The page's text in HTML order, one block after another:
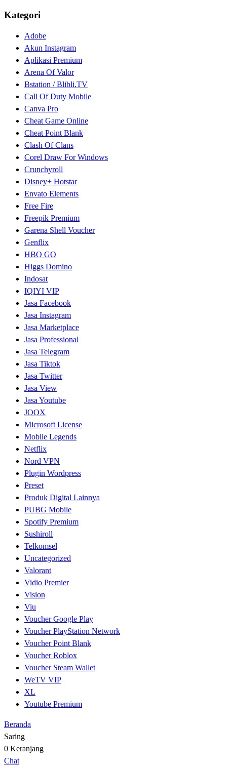
Kategori
Adobe
Akun Instagram
Aplikasi Premium
Arena Of Valor
Bstation / Blibli.TV
Call Of Duty Mobile
Canva Pro
Cheat Game Online
Cheat Point Blank
Clash Of Clans
Corel Draw For Windows
Crunchyroll
Disney+ Hotstar
Envato Elements
Free Fire
Freepik Premium
Garena Shell Voucher
Genflix
HBO GO
Higgs Domino
Indosat
IQIYI VIP
Jasa Facebook
Jasa Instagram
Jasa Marketplace
Jasa Professional
Jasa Telegram
Jasa Tiktok
Jasa Twitter
Jasa View
Jasa Youtube
JOOX
Microsoft License
Mobile Legends
Netflix
Nord VPN
Plugin Wordpress
Preset
Produk Digital Lainnya
PUBG Mobile
Spotify Premium
Sushiroll
Telkomsel
Uncategorized
Valorant
Vidio Premier
Vision
Viu
Voucher Google Play
Voucher PlayStation Network
Voucher Point Blank
Voucher Roblox
Voucher Steam Wallet
WeTV VIP
XL
Youtube Premium
Beranda
Saring
0 Keranjang
Chat